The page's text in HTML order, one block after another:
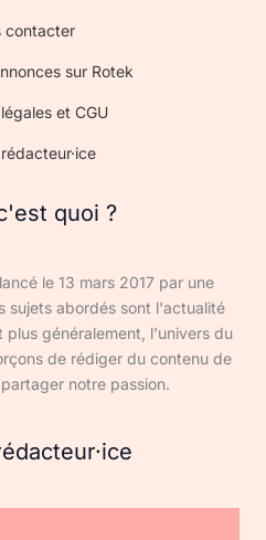
contacter
sur Rotek
et CGU
quoi ?
le 13 mars 2017 par une
sujets abordés sont l'actualité
généralement, l'univers du
de rédiger du contenu de
notre passion.